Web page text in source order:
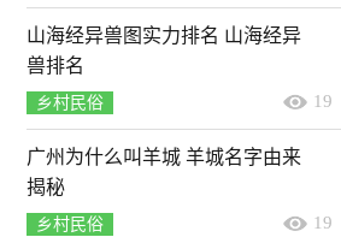
山海经异兽图实力排名 山海经异
兽排名
乡村民俗 19
广州为什么叫羊城 羊城名字由来
揭秘
乡村民俗 19